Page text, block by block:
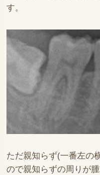
す。
ただ親知らず(一番左の
ので親知らずの周りが